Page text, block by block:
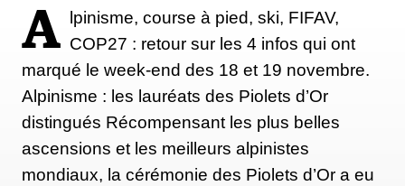
A
lpinisme, course à pied, ski, FIFAV,
COP27 : retour sur les 4 infos qui ont
marqué le week-end des 18 et 19 novembre.
Alpinisme : les lauréats des Piolets d’Or
distingués Récompensant les plus belles
ascensions et les meilleurs alpinistes
mondiaux, la cérémonie des Piolets d’Or a eu